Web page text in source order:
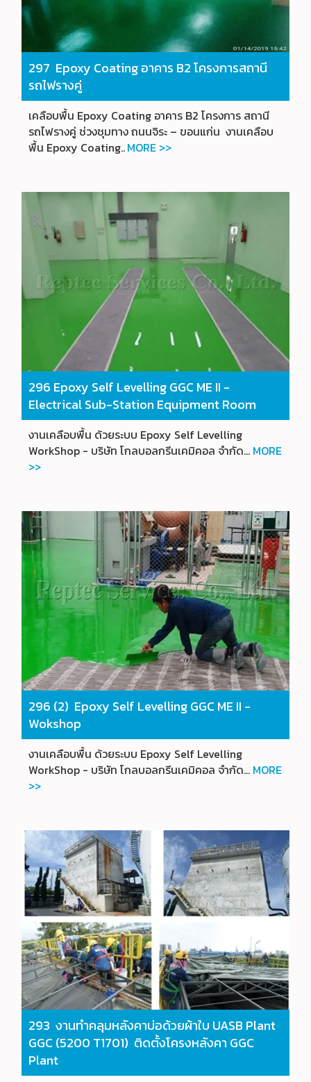
297 Epoxy Coating อาคาร B2 โครงการสถานี
รถไฟรางคู่
เคลือบพื้น Epoxy Coating อาคาร B2 โครงการ สถานี
รถไฟรางคู่ ช่วงชุมทาง ถนนจิระ – ขอนแก่น งานเคลือบ
พื้น Epoxy Coating..MORE >>
296 Epoxy Self Levelling GGC ME II -
Electrical Sub-Station Equipment Room
งานเคลือบพื้น ด้วยระบบ Epoxy Self Levelling
WorkShop - บริษัท โกลบอลกรีนเคมิคอล จำกัด... MORE
>>
296 (2) Epoxy Self Levelling GGC ME II -
Wokshop
งานเคลือบพื้น ด้วยระบบ Epoxy Self Levelling
WorkShop - บริษัท โกลบอลกรีนเคมิคอล จำกัด... MORE
>>
293 งานทำคลุมหลังคาบ่อด้วยผ้าใบ UASB Plant
GGC (5200 T1701) ติดตั้งโครงหลังคา GGC
Plant